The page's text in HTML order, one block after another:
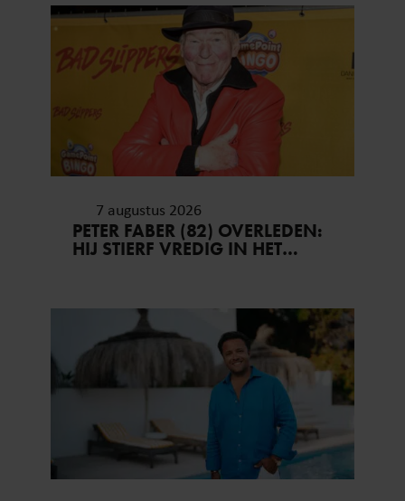
7 augustus 2026
PETER FABER (82) OVERLEDEN:
HIJ STIERF VREDIG IN HET